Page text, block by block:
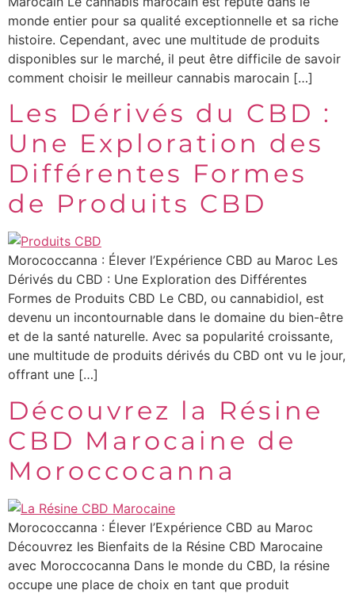
monde entier pour sa qualité exceptionnelle et sa riche
histoire. Cependant, avec une multitude de produits
disponibles sur le marché, il peut être difficile de savoir
comment choisir le meilleur cannabis marocain […]
Les Dérivés du CBD :
Une Exploration des
Différentes Formes
de Produits CBD
Morococcanna : Élever l’Expérience CBD au Maroc Les
Dérivés du CBD : Une Exploration des Différentes
Formes de Produits CBD Le CBD, ou cannabidiol, est
devenu un incontournable dans le domaine du bien-être
et de la santé naturelle. Avec sa popularité croissante,
une multitude de produits dérivés du CBD ont vu le jour,
offrant une […]
Découvrez la Résine
CBD Marocaine de
Moroccocanna
Morococcanna : Élever l’Expérience CBD au Maroc
Découvrez les Bienfaits de la Résine CBD Marocaine
avec Moroccocanna Dans le monde du CBD, la résine
occupe une place de choix en tant que produit